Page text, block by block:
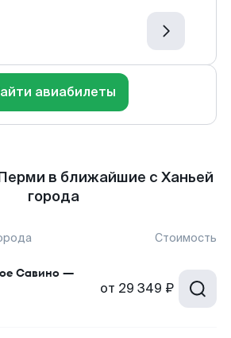
авиабилеты
в ближайшие с Ханьей
города
Стоимость
Савино —
от 29 349 ₽